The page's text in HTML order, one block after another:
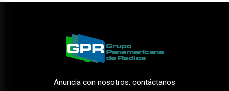
Anuncia con nosotros, contáctanos